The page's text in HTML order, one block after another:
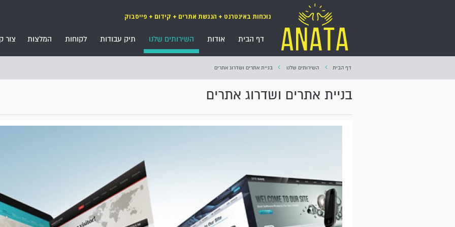
נוכחות באינטרנט + הנגשת אתרים + קידום + פייסבוק
דף הבית אודות השירותים שלנו תיק עבודות לקוחות המלצות צור
דף הבית השירותים שלנו בניית אתרים ושדרוג אתרים
בניית אתרים ושדרוג אתרים